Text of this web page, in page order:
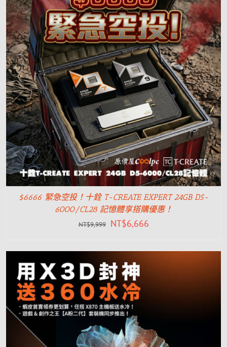
$6666 緊急空投！十銓 T-CREATE EXPERT 24GB D5-
6000/CL28 記憶體享搭購優惠！
NT$9,999 NT$6,666